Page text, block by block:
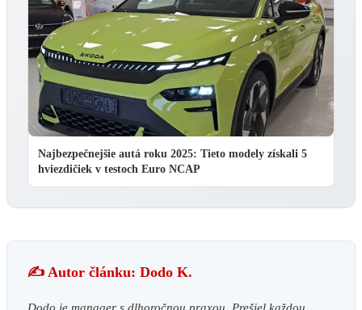
Najbezpečnejšie autá roku 2025: Tieto modely získali 5
hviezdičiek v testoch Euro NCAP
✍️ Autor článku: Dodo K.
Dodo je manager s dlhoročnou praxou. Prešiel každou